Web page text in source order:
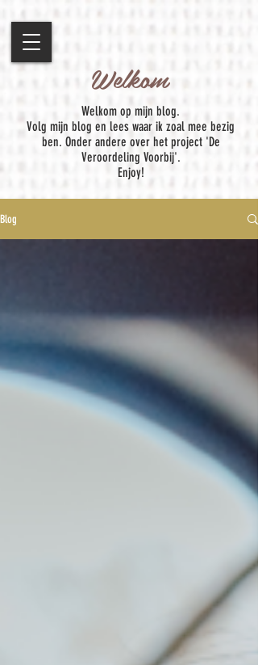
Welkom
Welkom op mijn blog.
Volg mijn blog en lees waar ik zoal mee bezig
ben. Onder andere over het project 'De
Veroordeling Voorbij'.
Enjoy!
Blog